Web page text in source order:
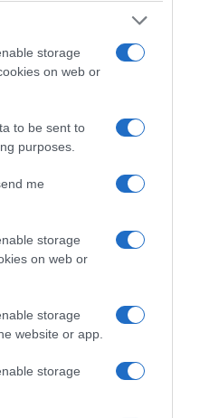
storage
on web or
to be sent to
purposes.
me
storage
on web or
storage
website or app.
storage
του,
υποχρεώσεις, γιατί
να παραμένει
τέλος στα μικρά, στα
ότι όλοι τα
με τις τράπεζες.